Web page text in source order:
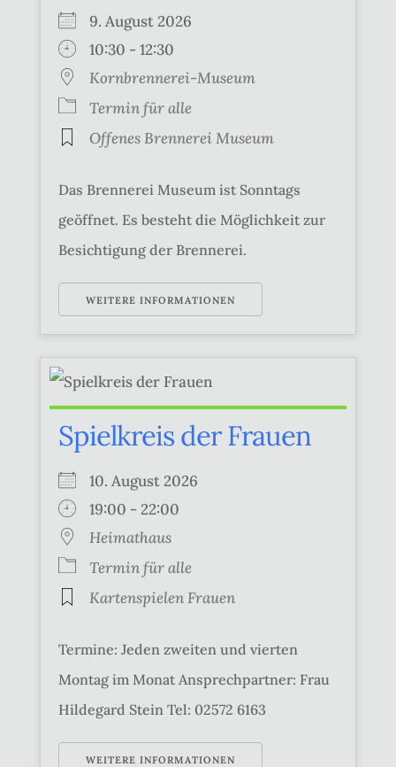
9. August 2026
10:30 - 12:30
Kornbrennerei-Museum
Termin für alle
Offenes Brennerei Museum
Das Brennerei Museum ist Sonntags
geöffnet. Es besteht die Möglichkeit zur
Besichtigung der Brennerei.
WEITERE INFORMATIONEN
Spielkreis der Frauen
10. August 2026
19:00 - 22:00
Heimathaus
Termin für alle
Kartenspielen Frauen
Termine: Jeden zweiten und vierten
Montag im Monat Ansprechpartner: Frau
Hildegard Stein Tel: 02572 6163
WEITERE INFORMATIONEN